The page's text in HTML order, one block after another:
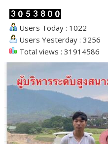
Users Today : 1022
Users Yesterday : 3256
Total views : 31914586